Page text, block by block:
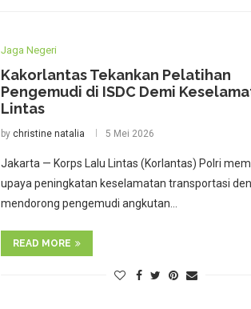
Jaga Negeri
Kakorlantas Tekankan Pelatihan
Pengemudi di ISDC Demi
Lintas
by christine natalia 5 Mei 2026
Jakarta — Korps Lalu Lintas (Korlantas) Polri
upaya peningkatan keselamatan transportasi
mendorong pengemudi angkutan…
READ MORE